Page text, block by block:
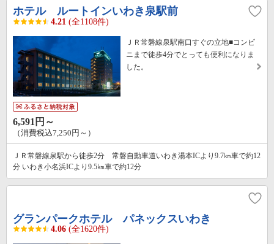
ホテル ルートインいわき泉駅前
4.21 (全1108件)
ＪＲ常磐線泉駅南口すぐの立地■コンビ
ニまで徒歩4分でとっても便利になりま
した。
6,591円～
（消費税込7,250円～）
ＪＲ常磐線泉駅から徒歩2分 常磐自動車道いわき湯本ICより9.7㎞車で約12
分 いわき小名浜ICより9.5㎞車で約12分
グランパークホテル パネックスいわき
4.06 (全1620件)